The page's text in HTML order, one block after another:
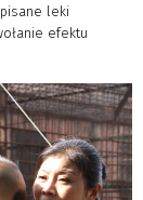
leki
efektu